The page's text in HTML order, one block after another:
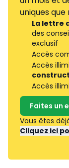
uniques que
La lettre
des
exclusif
Accès
Accès
Accès
Faites un
Vous êtes
Cliquez ici